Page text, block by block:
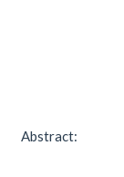
Abstract: